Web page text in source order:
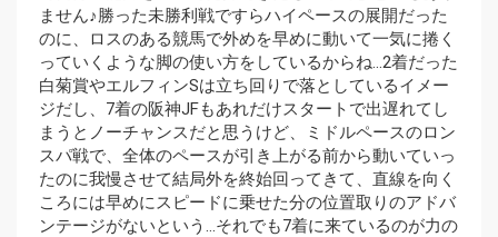
ません♪勝った未勝利戦ですらハイペースの展開だった
のに、ロスのある競馬で外めを早めに動いて一気に捲く
っていくような脚の使い方をしているからね…2着だった
白菊賞やエルフィンSは立ち回りで落としているイメー
ジだし、7着の阪神JFもあれだけスタートで出遅れてし
まうとノーチャンスだと思うけど、ミドルペースのロン
スパ戦で、全体のペースが引き上がる前から動いていっ
たのに我慢させて結局外を終始回ってきて、直線を向く
ころには早めにスピードに乗せた分の位置取りのアドバ
ンテージがないという…それでも7着に来ているのが力の